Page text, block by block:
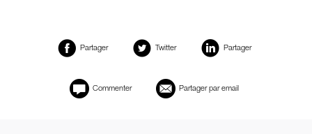
Partager Twitter Partager
Commenter Partager par email